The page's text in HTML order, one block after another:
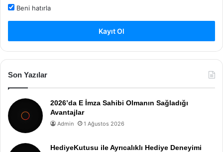
Beni hatırla
Kayıt Ol
Son Yazılar
2026’da E İmza Sahibi Olmanın Sağladığı
Avantajlar
Admin 1 Ağustos 2026
HediyeKutusu ile Ayrıcalıklı Hediye Deneyimi